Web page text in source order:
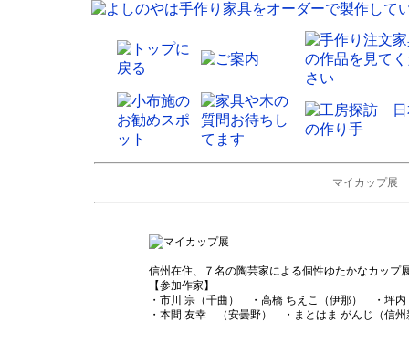
マイカップ展
信州在住、７名の陶芸家による個性ゆたかなカップ
【参加作家】
・市川 宗（千曲） ・高橋 ちえこ（伊那） ・坪内
・本間 友幸 （安曇野） ・まとはま がんじ（信